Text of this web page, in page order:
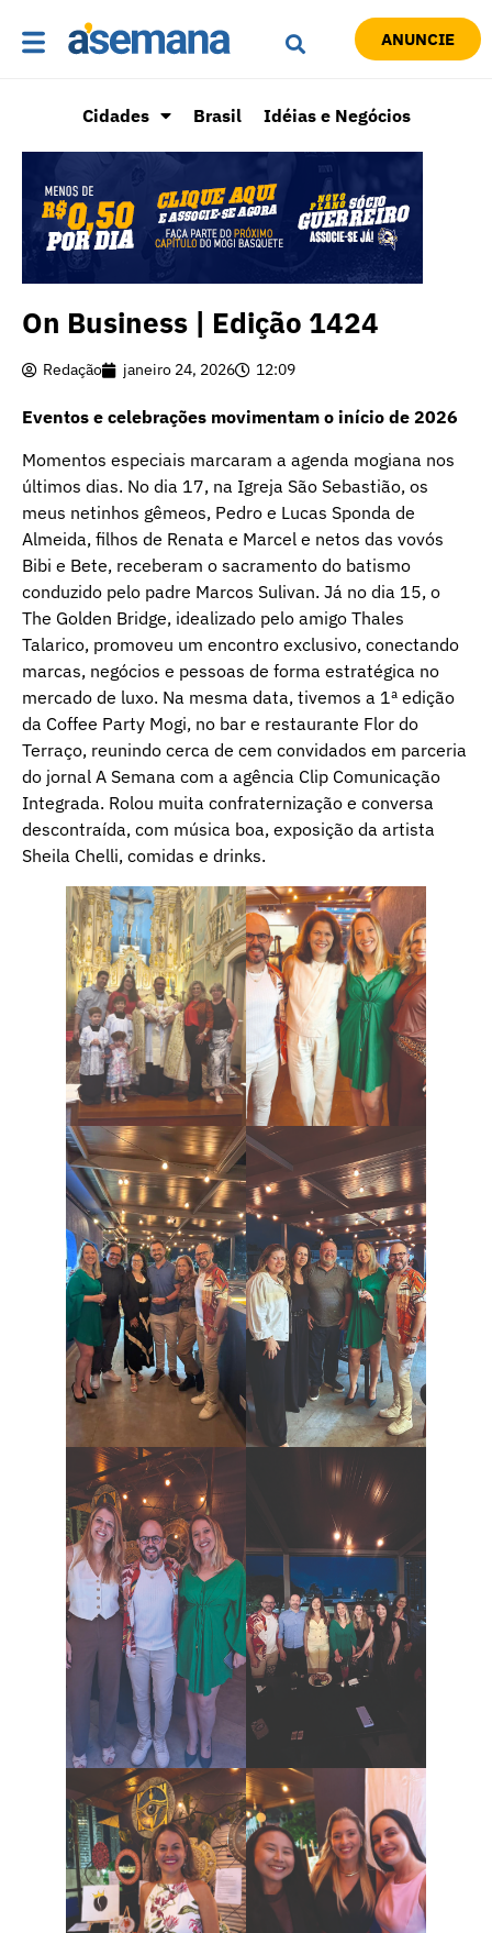
ANUNCIE
Cidades Brasil Idéias e Negócios
On Business | Edição 1424
Redação janeiro 24, 2026 12:09
Eventos e celebrações movimentam o início de 2026
Momentos especiais marcaram a agenda mogiana nos
últimos dias. No dia 17, na Igreja São Sebastião, os
meus netinhos gêmeos, Pedro e Lucas Sponda de
Almeida, filhos de Renata e Marcel e netos das vovós
Bibi e Bete, receberam o sacramento do batismo
conduzido pelo padre Marcos Sulivan. Já no dia 15, o
The Golden Bridge, idealizado pelo amigo Thales
Talarico, promoveu um encontro exclusivo, conectando
marcas, negócios e pessoas de forma estratégica no
mercado de luxo. Na mesma data, tivemos a 1ª edição
da Coffee Party Mogi, no bar e restaurante Flor do
Terraço, reunindo cerca de cem convidados em parceria
do jornal A Semana com a agência Clip Comunicação
Integrada. Rolou muita confraternização e conversa
descontraída, com música boa, exposição da artista
Sheila Chelli, comidas e drinks.